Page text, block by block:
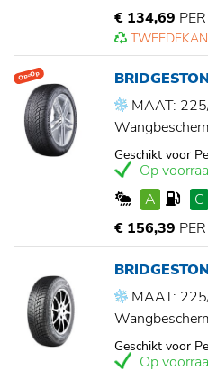
€ 134,69
Op=Op
MAAT:
Geschikt voor
Op
A
C
€ 156,39
MAAT:
Geschikt voor
Op